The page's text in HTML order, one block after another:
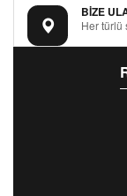
BİZE
Her türlü